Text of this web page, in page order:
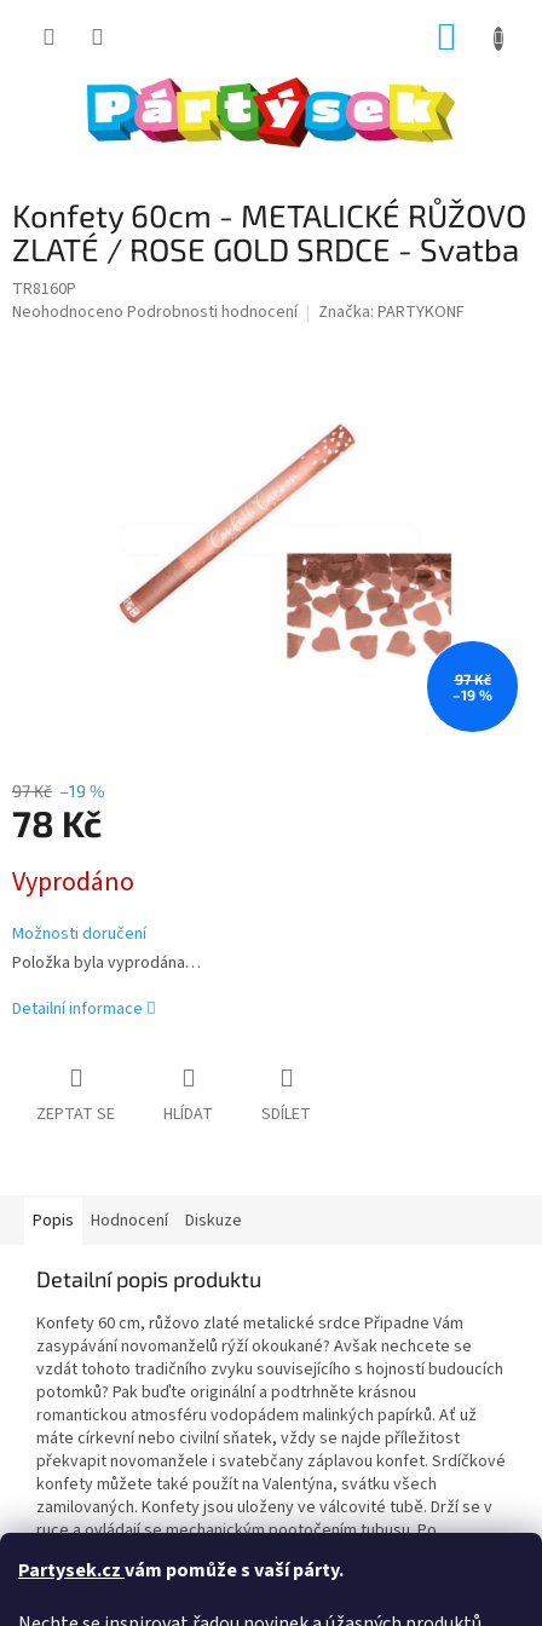
Partysek.czvám pomůže s vaší párty.
Konfety 60cm - METALICKÉ RŮŽOVO
ZLATÉ / ROSE GOLD SRDCE - Svatba
TR8160P
Průměrné
Neohodnoceno Podrobnosti hodnocení Značka: PARTYKONF
97 Kč
–19 %
97 Kč –19 %
78 Kč
cena:
Vyprodáno
Možnosti doručení
Položka byla vyprodána…
Detailní informace
ZEPTAT SE HLÍDAT SDÍLET
Popis Hodnocení Diskuze
Detailní popis produktu
Konfety 60 cm, růžovo zlaté metalické srdce Připadne Vám
zasypávání novomanželů rýží okoukané? Avšak nechcete se
vzdát tohoto tradičního zvyku souvisejícího s hojností budoucích
potomků? Pak buďte originální a podtrhněte krásnou
romantickou atmosféru vodopádem malinkých papírků. Ať už
máte církevní nebo civilní sňatek, vždy se najde příležitost
překvapit novomanžele i svatebčany záplavou konfet. Srdíčkové
konfety můžete také použít na Valentýna, svátku všech
zamilovaných. Konfety jsou uloženy ve válcovité tubě. Drží se v
ruce a ovládají se mechanickým pootočením tubusu. Po
metrů a rozptýlí se do okolí. Iniciace: stlačený vzduch Tubus: kov